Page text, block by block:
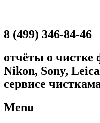
8 (499) 346-84-46
отчёты о чистке
Nikon, Sony,
сервисе
Menu